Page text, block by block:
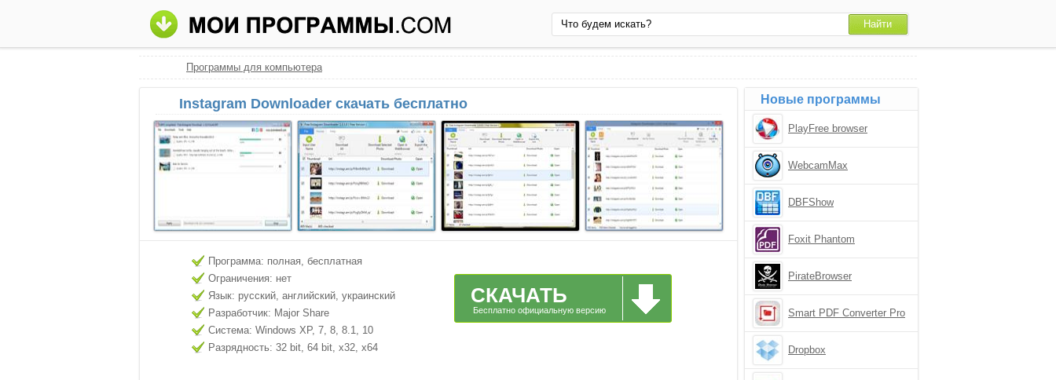
Программы для компьютера
Instagram Downloader скачать бесплатно
Программа: полная, бесплатная
Ограничения: нет
Язык: русский, английский, украинский
Разработчик: Major Share
Система: Windows XP, 7, 8, 8.1, 10
Разрядность: 32 bit, 64 bit, x32, x64
СКАЧАТЬ
Бесплатно официальную версию
Новые программы
PlayFree browser
WebcamMax
DBFShow
Foxit Phantom
PirateBrowser
Smart PDF Converter Pro
Dropbox